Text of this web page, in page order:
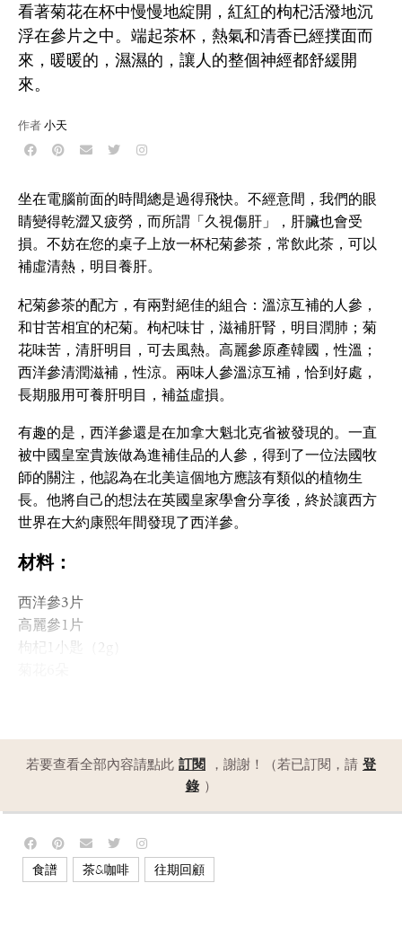
看著菊花在杯中慢慢地綻開，紅紅的枸杞活潑地沉
浮在參片之中。端起茶杯，熱氣和清香已經撲面而
來，暖暖的，濕濕的，讓人的整個神經都舒緩開
來。
作者小天
坐在電腦前面的時間總是過得飛快。不經意間，我們的眼
睛變得乾澀又疲勞，而所謂「久視傷肝」，肝臟也會受
損。不妨在您的桌子上放一杯杞菊參茶，常飲此茶，可以
補虛清熱，明目養肝。
杞菊參茶的配方，有兩對絕佳的組合：溫涼互補的人參，
和甘苦相宜的杞菊。枸杞味甘，滋補肝腎，明目潤肺；菊
花味苦，清肝明目，可去風熱。高麗參原產韓國，性溫；
西洋參清潤滋補，性涼。兩味人參溫涼互補，恰到好處，
長期服用可養肝明目，補益虛損。
有趣的是，西洋參還是在加拿大魁北克省被發現的。一直
被中國皇室貴族做為進補佳品的人參，得到了一位法國牧
師的關注，他認為在北美這個地方應該有類似的植物生
長。他將自己的想法在英國皇家學會分享後，終於讓西方
世界在大約康熙年間發現了西洋參。
材料：
西洋參3片
高麗參1片
枸杞1小匙（2g）
若要查看全部內容請點此 訂閱 ，謝謝！（若已訂閱，請 登
錄 ）
食譜 茶&咖啡 往期回顧